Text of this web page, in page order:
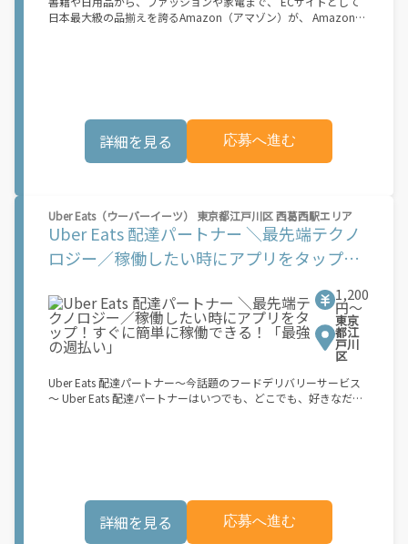
供しています。実際に Uber Eats プラットフォームを通じた収益
日本最大級の品揃えを誇るAmazon（アマゾン）が、 Amazon
ンタル・リースサービスも利用できます！ 【Amazon Flexの魅
力】 ・少ない荷物量から試すこともでき、すぐ、簡単に始められ
る！ ・稼働する日や時間帯を自分で自由に決められるから、スキ
【Amazon Flexの始め方】 使用できる車両をお持ちの場合、必要
なものはたったの6つだけです。 1. スマートフォン 2. 運転免許証
3. 黒ナンバー 4. 最新の車検証 5. 銀行口座 6. 就労資格確認書類
（外国籍の方） ご応募いただいた後、登録手続きをご案内しま
の車両でご登録いただく場合、ご登録者様と車両の所有者様は同
一である必要があります。 【配達業務の流れ】 登録手続きを完
了すると、オファー（委託する配達業務）をアプリで確認するこ
とができます。 あとは、3つのステップで稼働するだけです。 1.
オファーを受諾する 2. デリバリーステーションで荷物をピックア
られたくないけれど、安定した収入がほしい...] 「スキマ時間はあ
るけれど、その時間に稼げる方法がない...」 「新しい業務にチャ
する費用など）はすべて自己負担となります。
詳細を見る 応募へ進む
Uber Eats（ウーバーイーツ） 東京都江戸川区 西葛西駅エリア
Uber Eats 配達パートナー ＼最先端テクノ
ロジー／稼働したい時にアプリをタップ！
い」
1,200
円〜
東京
都江
戸川
区
Uber Eats 配達パートナー～今話題のフードデリバリーサービス
～ Uber Eats 配達パートナーはいつでも、どこでも、好きなだけ
題ありません！ ★自分の自転車・原付バイク(125cc以下)・軽貨
物車両でOK！ ★私服でOK！ ＼万がイチという時も安心！事故の
時は安心の傷害補償！／ 必要なのは【自転車】と【スマホ】の
詳細を見る 応募へ進む